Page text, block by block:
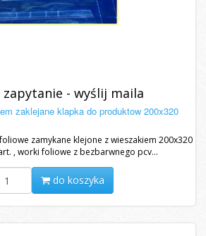
zapytanie - wyślij maila
zaklejane klapka do produktow 200x320
zamykane klejone z wieszakiem 200x320
, worki foliowe z bezbarwnego pcv...
do koszyka